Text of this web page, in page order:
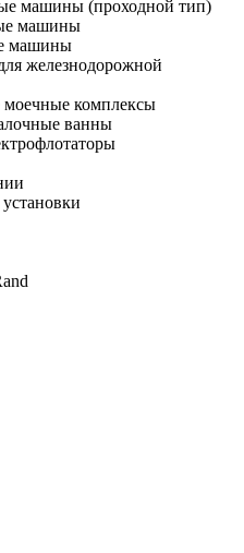
машины (проходной тип)
машины
машины
железнодорожной
комплексы
ванны